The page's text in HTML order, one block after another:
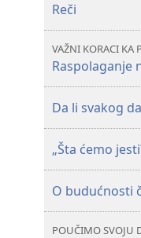
Reči
VAŽNI KORACI KA
Raspolaganje
Da li svakog
„Šta ćemo
O budućnosti
POUČIMO SVOJU